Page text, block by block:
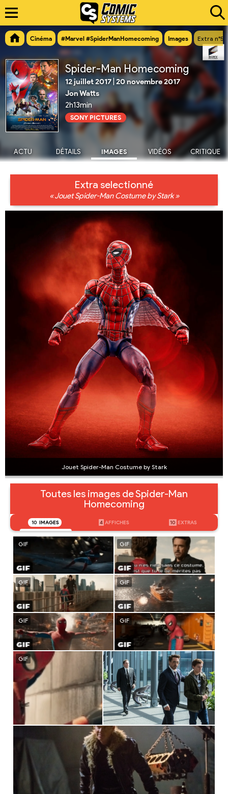
Cinéma #Marvel #SpiderManHomecoming Images Extra
Spider-Man Homecoming
12 juillet 2017 20 novembre 2017
Jon Watts
2h13min
SONY PICTURES
ACTU DÉTAILS IMAGES VIDÉOS CRITIQUE
Extra selectionné
« Jouet Spider-Man Costume by Stark »
Jouet Spider-Man Costume by Stark
Toutes les images de Spider-Man
Homecoming
10 IMAGES 4 AFFICHES 10 EXTRAS